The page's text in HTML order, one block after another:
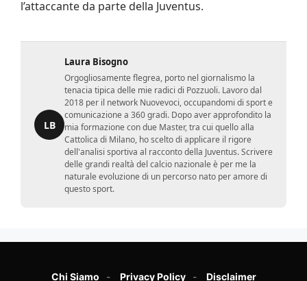
l’attaccante da parte della Juventus.
LB
Laura Bisogno
Orgogliosamente flegrea, porto nel giornalismo la
tenacia tipica delle mie radici di Pozzuoli. Lavoro dal
2018 per il network Nuovevoci, occupandomi di sport e
comunicazione a 360 gradi. Dopo aver approfondito la
mia formazione con due Master, tra cui quello alla
Cattolica di Milano, ho scelto di applicare il rigore
dell'analisi sportiva al racconto della Juventus. Scrivere
delle grandi realtà del calcio nazionale è per me la
naturale evoluzione di un percorso nato per amore di
questo sport.
Chi Siamo Privacy Policy Disclaimer